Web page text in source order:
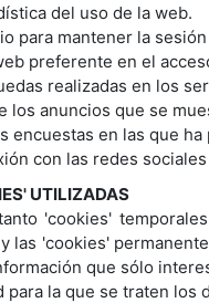
del uso de la web.
para mantener la
preferente en el
realizadas en los
los anuncios que se
encuestas en las que
con las redes
UTILIZADAS
'cookies'
las 'cookies'
que sólo
para la que se traten